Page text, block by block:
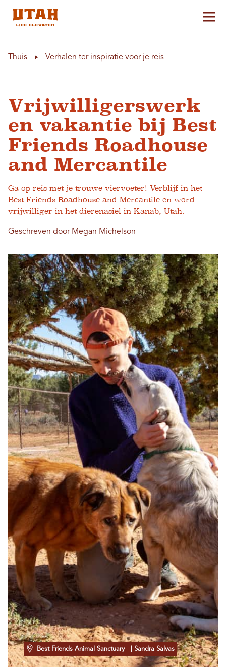
Thuis Verhalen ter inspiratie voor je reis
Vrijwilligerswerk
en vakantie bij Best
Friends Roadhouse
and Mercantile
Ga op reis met je trouwe viervoeter! Verblijf in het
Best Friends Roadhouse and Mercantile en word
vrijwilliger in het dierenasiel in Kanab, Utah.
Geschreven door Megan Michelson
Best Friends Animal Sanctuary | Sandra Salvas